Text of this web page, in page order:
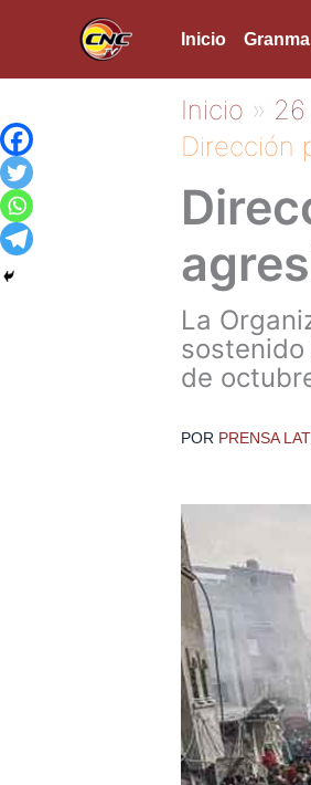
Inicio Granma
Inicio 26
Dirección
La
de
POR PRENSA